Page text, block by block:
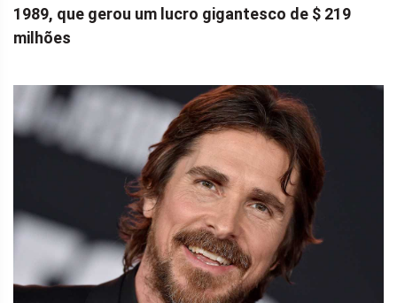
1989, que gerou um lucro gigantesco de $ 219
milhões